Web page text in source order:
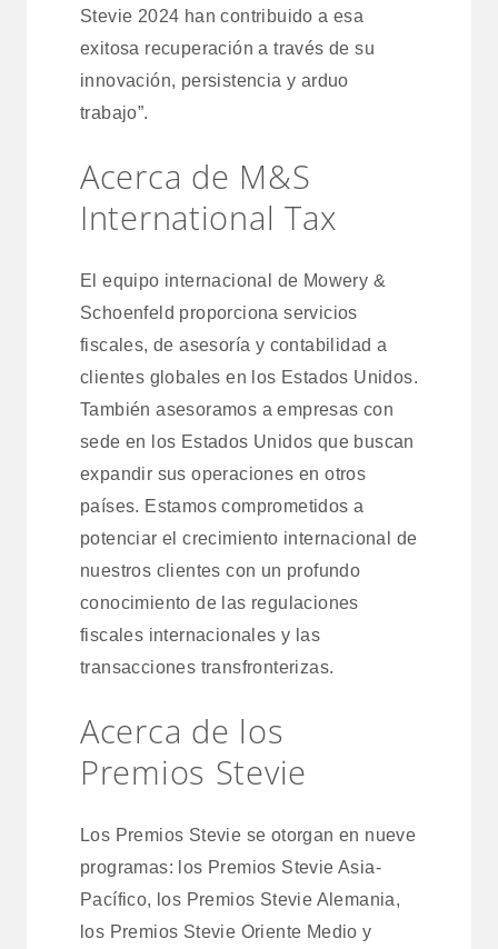
Stevie 2024 han contribuido a esa
exitosa recuperación a través de su
innovación, persistencia y arduo
trabajo”.
Acerca de M&S
International Tax
El equipo internacional de Mowery &
Schoenfeld proporciona servicios
fiscales, de asesoría y contabilidad a
clientes globales en los Estados Unidos.
También asesoramos a empresas con
sede en los Estados Unidos que buscan
expandir sus operaciones en otros
países. Estamos comprometidos a
potenciar el crecimiento internacional de
nuestros clientes con un profundo
conocimiento de las regulaciones
fiscales internacionales y las
transacciones transfronterizas.
Acerca de los
Premios Stevie
Los Premios Stevie se otorgan en nueve
programas: los Premios Stevie Asia-
Pacífico, los Premios Stevie Alemania,
los Premios Stevie Oriente Medio y